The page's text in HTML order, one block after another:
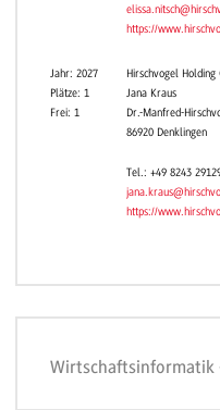
https://
Jahr: 2027
Plätze: 1
Frei: 1
Hirschvogel Holding
Jana Kraus
Dr.-Manfred-
86920 Denklingen
Tel.: +49 8243
https://
Wirtschaftsinformatik